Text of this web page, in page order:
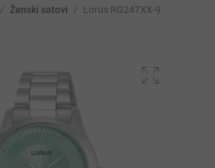
/ Ženski satovi / Lorus RG247XX-9